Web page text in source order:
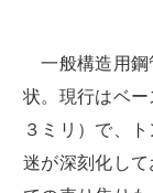
一般構造用鋼
状。現行はベー
３ミリ）で、
迷が深刻化し